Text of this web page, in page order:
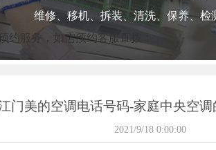
维修、移机、拆装、清洗、保养、检
约服务，如需预约客服直拨：
门美的空调电话号码-家庭中央空调
2021/9/18 0:00:00